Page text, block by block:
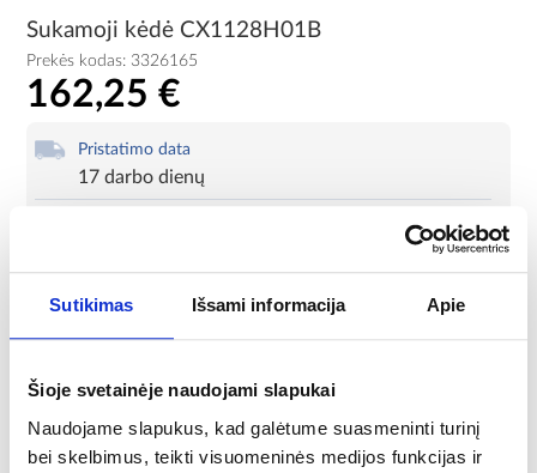
Sutikimas Išsami informacija Apie
Šioje svetainėje naudojami slapukai
Naudojame slapukus, kad galėtume suasmeninti turinį
bei skelbimus, teikti visuomeninės medijos funkcijas ir
Sukamoji kėdė CX1128H01B
Prekės kodas: 3326165
162,25 €
Pristatimo data
17 darbo dienų
Mokėjimo metodai